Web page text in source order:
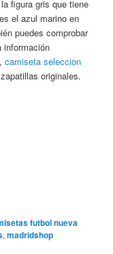
figura gris que tiene
el azul marino en
puedes comprobar
información
camiseta seleccion
originales.
futbol nueva
,madridshop